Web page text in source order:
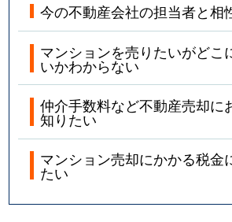
今の不動産会社の担当者と相
マンションを売りたいがどこ
いかわからない
仲介手数料など不動産売却に
知りたい
マンション売却にかかる税金
たい